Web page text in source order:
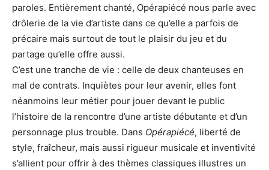
paroles. Entièrement chanté, Opérapiécé nous parle avec
drôlerie de la vie d’artiste dans ce qu’elle a parfois de
précaire mais surtout de tout le plaisir du jeu et du
partage qu’elle offre aussi.
C’est une tranche de vie : celle de deux chanteuses en
mal de contrats. Inquiètes pour leur avenir, elles font
néanmoins leur métier pour jouer devant le public
l’histoire de la rencontre d’une artiste débutante et d’un
personnage plus trouble. Dans Opérapiécé, liberté de
style, fraîcheur, mais aussi rigueur musicale et inventivité
s’allient pour offrir à des thèmes classiques illustres un